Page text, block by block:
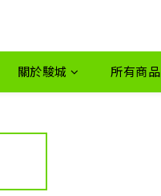
關於駿城 所有商品